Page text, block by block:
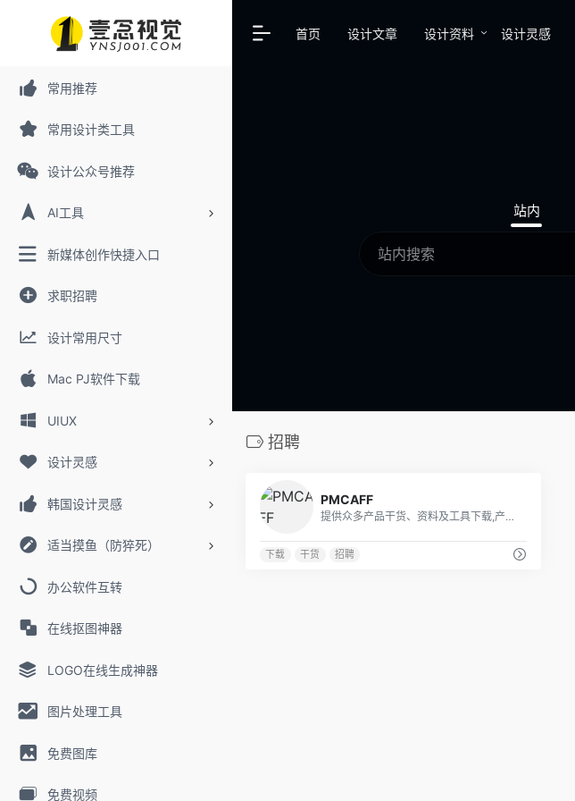
常用推荐
常用设计类工具
设计公众号推荐
AI工具
新媒体创作快捷入口
求职招聘
设计常用尺寸
Mac PJ软件下载
UIUX
设计灵感
韩国设计灵感
适当摸鱼（防猝死）
办公软件互转
在线抠图神器
LOGO在线生成神器
图片处理工具
免费图库
免费视频
首页 设计文章 设计资料 设计灵感
站内
招聘
PMCAFF
提供众多产品干货、资料及工具下载,产品经理培训以及产品招聘信息的发布等服务
下载 干货 招聘